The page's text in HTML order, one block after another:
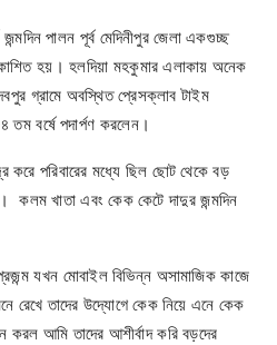
জন্মদিন পালন পূর্ব মেদিনীপুর জেলা একগুচ্ছ
হয়। হলদিয়া মহকুমার এলাকায় অনেক
গ্রামে অবস্থিত প্রেসক্লাব টাইম
বর্ষে পদার্পণ করলেন।
করে পরিবারের মধ্যে ছিল ছোট থেকে বড়
কলম খাতা এবং কেক কেটে দাদুর জন্মদিন
যখন মোবাইল বিভিন্ন অসামাজিক কাজে
রেখে তাদের উদ্যোগে কেক নিয়ে এনে কেক
করল আমি তাদের আশীর্বাদ করি বড়দের